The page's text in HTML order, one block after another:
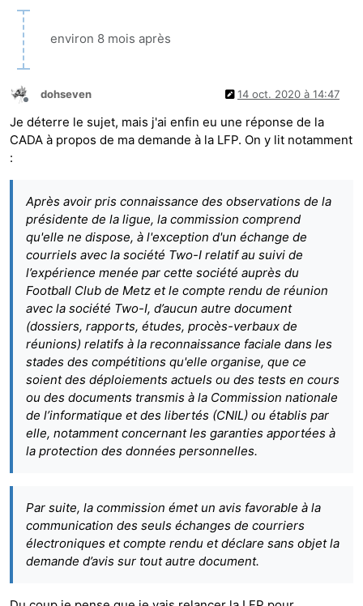
environ 8 mois après
Hors-ligne
dohseven 14 oct. 2020 à 14:47
Je déterre le sujet, mais j'ai enfin eu une réponse de la
CADA à propos de ma demande à la LFP. On y lit notamment
:
Après avoir pris connaissance des observations de la
présidente de la ligue, la commission comprend
qu'elle ne dispose, à l'exception d'un échange de
courriels avec la société Two-I relatif au suivi de
l’expérience menée par cette société auprès du
Football Club de Metz et le compte rendu de réunion
avec la société Two-I, d’aucun autre document
(dossiers, rapports, études, procès-verbaux de
réunions) relatifs à la reconnaissance faciale dans les
stades des compétitions qu'elle organise, que ce
soient des déploiements actuels ou des tests en cours
ou des documents transmis à la Commission nationale
de l’informatique et des libertés (CNIL) ou établis par
elle, notamment concernant les garanties apportées à
la protection des données personnelles.
Par suite, la commission émet un avis favorable à la
communication des seuls échanges de courriers
électroniques et compte rendu et déclare sans objet la
demande d’avis sur tout autre document.